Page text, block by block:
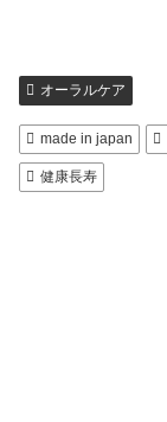
オーラルケア
made in japan
健康長寿